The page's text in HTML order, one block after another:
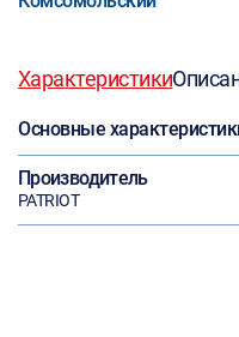
Характеристики
Основные
Производитель
PATRIOT